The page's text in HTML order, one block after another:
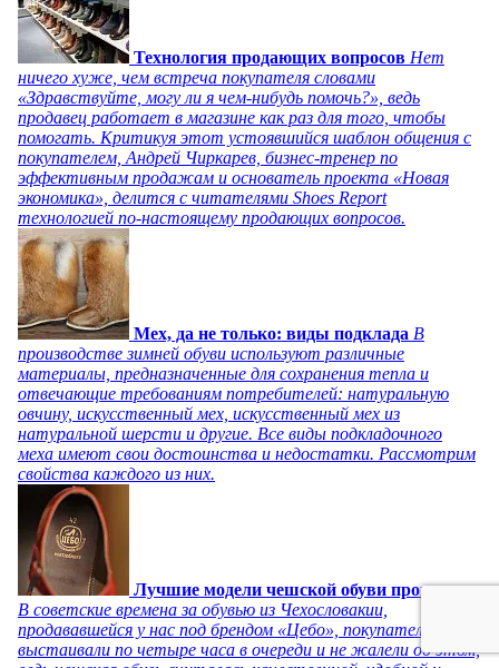
Технология продающих вопросов Нет
ничего хуже, чем встреча покупателя словами
«Здравствуйте, могу ли я чем-нибудь помочь?», ведь
продавец работает в магазине как раз для того, чтобы
помогать. Критикуя этот устоявшийся шаблон общения с
покупателем, Андрей Чиркарев, бизнес-тренер по
эффективным продажам и основатель проекта «Новая
экономика», делится с читателями Shoes Report
технологией по-настоящему продающих вопросов.
Мех, да не только: виды подклада В
производстве зимней обуви используют различные
материалы, предназначенные для сохранения тепла и
отвечающие требованиям потребителей: натуральную
овчину, искусственный мех, искусственный мех из
натуральной шерсти и другие. Все виды подкладочного
меха имеют свои достоинства и недостатки. Рассмотрим
свойства каждого из них.
Лучшие модели чешской обуви прошлого
В советские времена за обувью из Чехословакии,
продававшейся у нас под брендом «Цебо», покупатели
выстаивали по четыре часа в очереди и не жалели об этом,